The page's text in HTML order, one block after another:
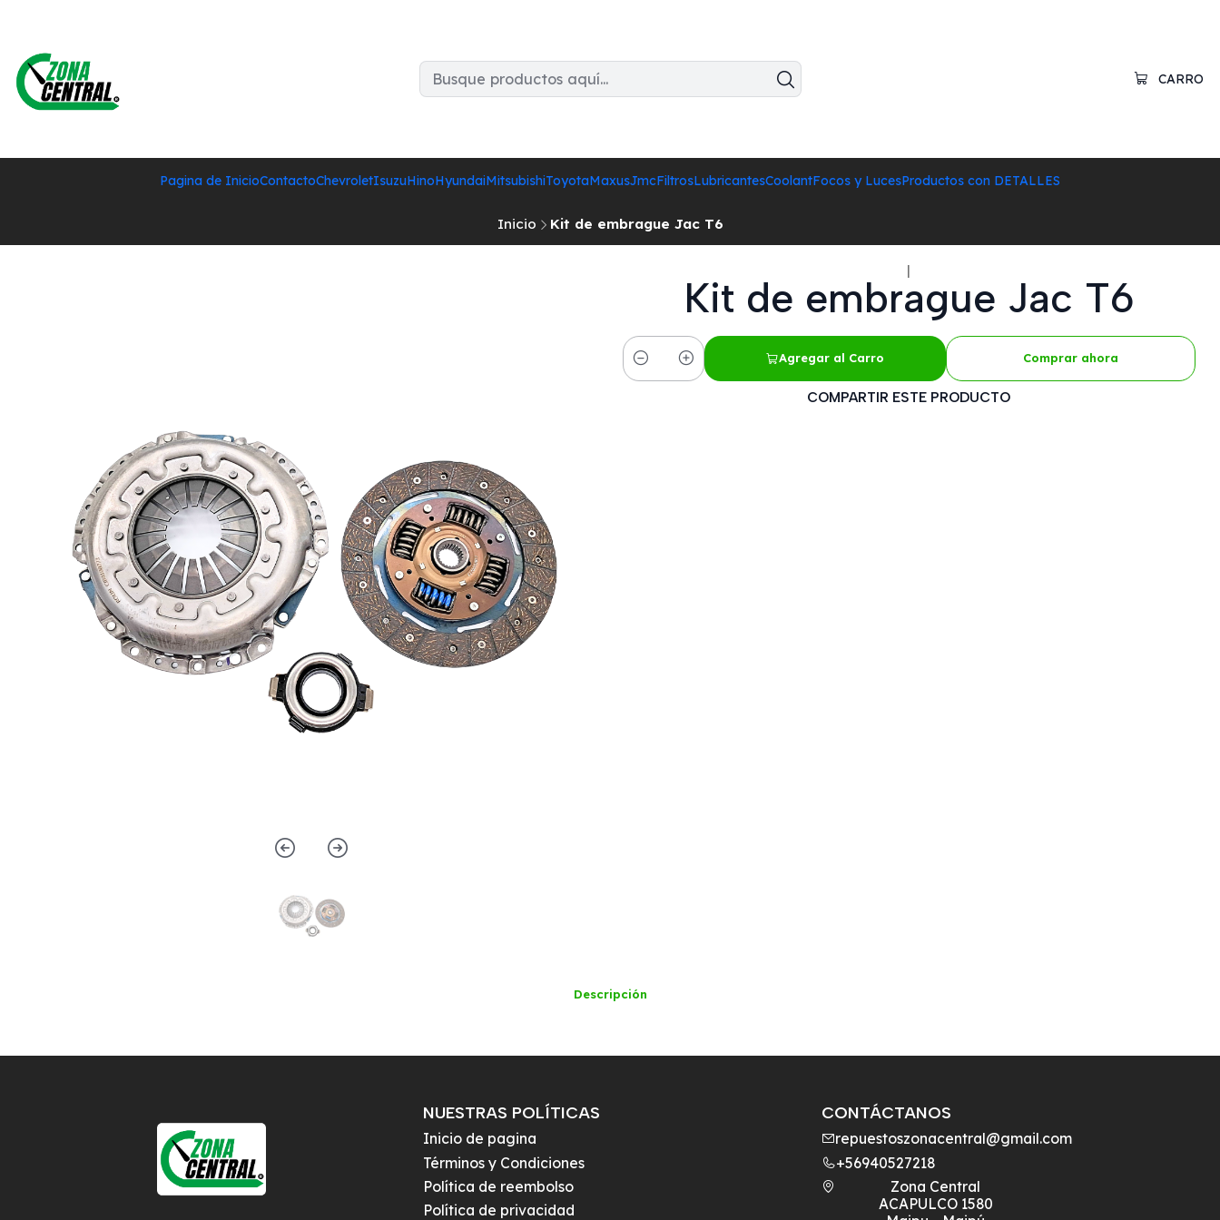
CARRO
Pagina de InicioContactoChevroletIsuzuHinoHyundaiMitsubishiToyotaMaxusJmcFiltrosLubricantesCoolantFocos y LucesProductos con DETALLES
Inicio Kit de embrague Jac T6
|
Kit de embrague Jac T6
Cantidad
Agregar al Carro Comprar ahora
COMPARTIR ESTE PRODUCTO
Descripción
NUESTRAS POLÍTICAS
Inicio de pagina
Términos y Condiciones
Política de reembolso
Política de privacidad
CONTÁCTANOS
repuestoszonacentral@gmail.com
+56940527218
Zona Central
ACAPULCO 1580